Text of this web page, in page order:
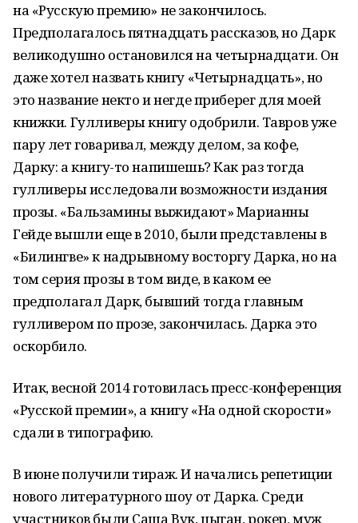
на «Русскую премию» не закончилось.
Предполагалось пятнадцать рассказов, но Дарк
великодушно остановился на четырнадцати. Он
даже хотел назвать книгу «Четырнадцать», но
это название некто и негде приберег для моей
книжки. Гулливеры книгу одобрили. Тавров уже
пару лет говаривал, между делом, за кофе,
Дарку: а книгу-то напишешь? Как раз тогда
гулливеры исследовали возможности издания
прозы. «Бальзамины выжидают» Марианны
Гейде вышли еще в 2010, были представлены в
«Билингве» к надрывному восторгу Дарка, но на
том серия прозы в том виде, в каком ее
предполагал Дарк, бывший тогда главным
гулливером по прозе, закончилась. Дарка это
оскорбило.
Итак, весной 2014 готовилась пресс-конференция
«Русской премии», а книгу «На одной скорости»
сдали в типографию.
В июне получили тираж. И начались репетиции
нового литературного шоу от Дарка. Среди
участников были Саша Вук, цыган, рокер, муж